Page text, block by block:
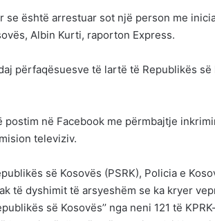
se është arrestuar sot një person me
Albin Kurti, raporton Express.
përfaqësuesve të lartë të Republikës së
në Facebook me përmbajtje
televiziv.
së Kosovës (PSRK), Policia e
të dyshimit të arsyeshëm se ka kryer
së Kosovës’’ nga neni 121 të